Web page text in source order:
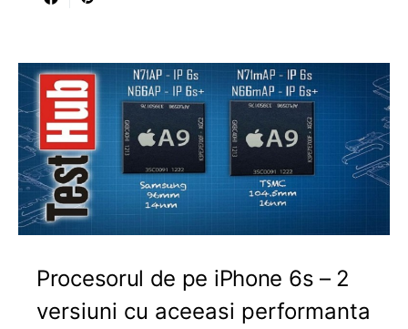
Procesorul de pe iPhone 6s – 2
versiuni cu aceeasi performanta